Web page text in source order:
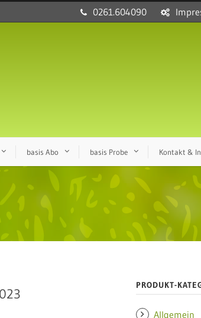
0261.604090
basis Abo basis Probe Kontakt &
PRODUKT-
Allgemein